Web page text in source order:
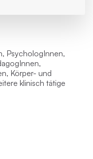
PsychologInnen,
Körper- und
klinisch tätige